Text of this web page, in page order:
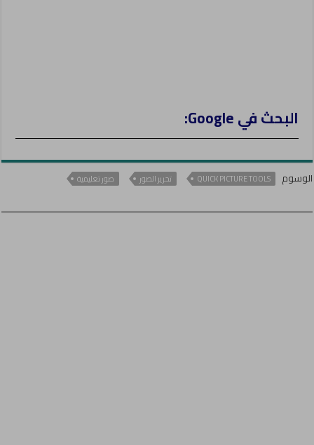
البحث في Google:
الوسوم QUICK PICTURE TOOLS تحرير الصور صور تعليمية